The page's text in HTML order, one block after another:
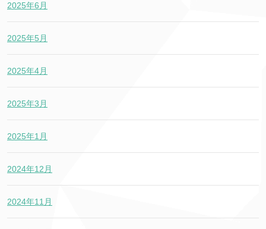
2025年6月
2025年5月
2025年4月
2025年3月
2025年1月
2024年12月
2024年11月